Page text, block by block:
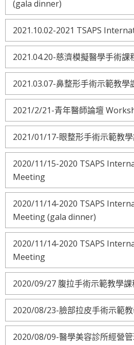
(gala dinner)
2021.10.02-2021 TSAPS
2021.04.20-慈濟模擬醫學手術課
2021.03.07-鼻整形手術示範教學
2021/2/21-青年醫師論壇
2021/01/17-眼整形手術示範教
2020/11/15-2020 TSAPS
Meeting
2020/11/14-2020 TSAPS
Meeting (gala dinner)
2020/11/14-2020 TSAPS
Meeting
2020/09/27 腹拉手術示範教學課
2020/08/23-臉部拉皮手術示範
2020/08/09-醫學美容診所經營